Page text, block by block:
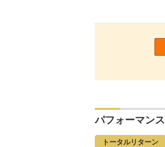
パフォーマンス
トータルリターン